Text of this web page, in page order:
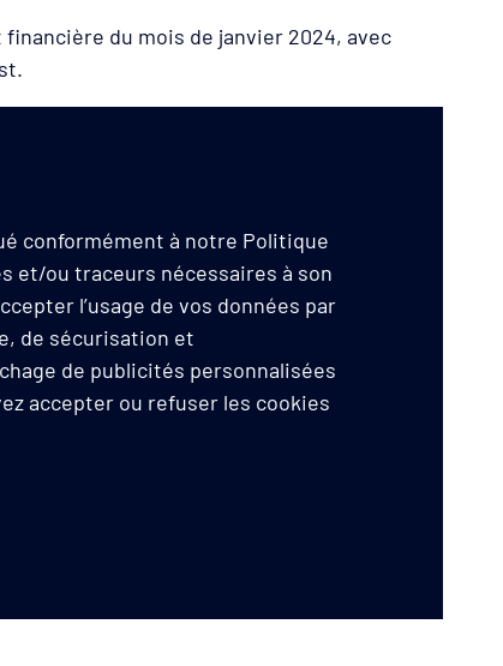
du mois de janvier 2024, avec
conformément à notre Politique
et/ou traceurs nécessaires à son
l’usage de vos données par
de sécurisation et
de publicités personnalisées
accepter ou refuser les cookies